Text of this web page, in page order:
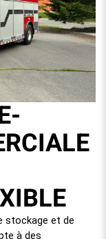
stockage et de
à des